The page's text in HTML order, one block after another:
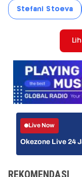
Stefani Stoeva
Live Now
Okezone Live 24